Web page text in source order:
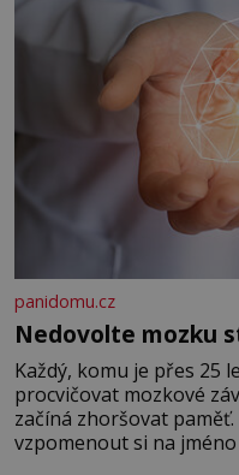
panidomu.cz
Nedovolte mozku
Každý, komu je přes 25
procvičovat mozkové
začíná zhoršovat
vzpomenout si na